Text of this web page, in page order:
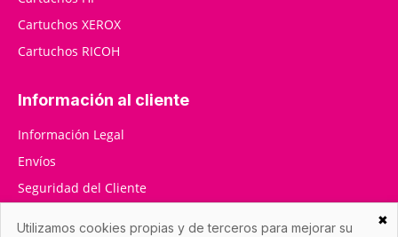
Cartuchos XEROX
Cartuchos RICOH
Información al cliente
Información Legal
Envíos
Seguridad del Cliente
✖
Utilizamos cookies propias y de terceros para mejorar su